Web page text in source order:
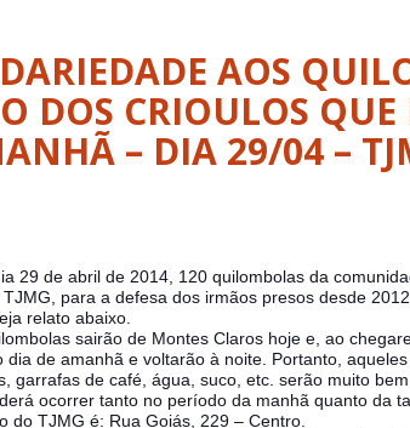
AOS
DOS CRIOULOS QUE
– DIA 29/04 –
29 de abril de 2014, 120 quilombolas da
para a defesa dos irmãos presos desde
relato abaixo.
sairão de Montes Claros hoje e, ao
dia de amanhã e voltarão à noite. Portanto,
garrafas de café, água, suco, etc. serão muito
ocorrer tanto no período da manhã quanto da
do TJMG é: Rua Goiás, 229 – Centro.